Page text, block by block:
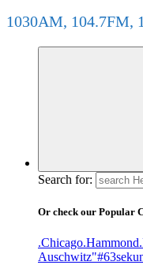
1030AM, 104.7FM,
Search for:
Or check our Popular
.Chicago.Hammond
Auschwitz"